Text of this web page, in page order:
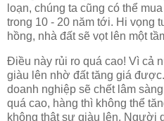
loạn, chúng ta cũng có thể
trong 10 - 20 năm tới. Hi vọng
hồng, nhà đất sẽ vọt lên một
Điều này rủi ro quá cao! Vì cả
giàu lên nhờ đất tăng giá
doanh nghiệp sẽ chết lâm
quá cao, hàng thì không thể
không thật sự giàu lên. Người